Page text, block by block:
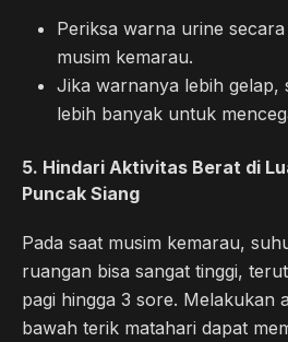
Periksa warna urine
musim kemarau.
Jika warnanya lebih gelap,
lebih banyak untuk
5. Hindari Aktivitas Berat di
Puncak Siang
Pada saat musim kemarau,
ruangan bisa sangat tinggi,
pagi hingga 3 sore. Melakukan
bawah terik matahari dapat